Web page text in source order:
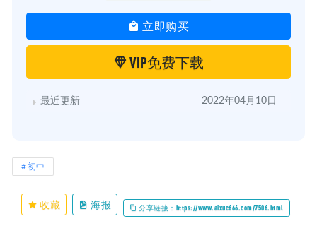
立即购买
VIP免费下载
最近更新 2022年04月10日
初中
收藏 海报 分享链接：https://www.aixue666.com/7506.html